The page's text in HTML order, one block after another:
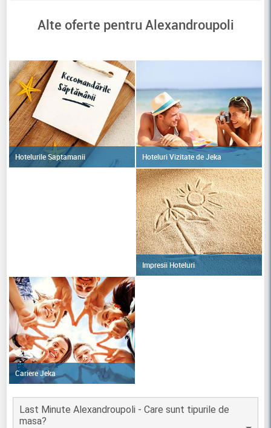
Alte oferte pentru Alexandroupoli
Hotelurile Saptamanii Hoteluri Vizitate de Jeka
Impresii Hoteluri
Cariere Jeka
Last Minute Alexandroupoli - Care sunt tipurile de
masa?